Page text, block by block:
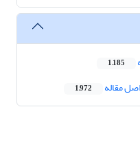
1,185
مقاله 1,972